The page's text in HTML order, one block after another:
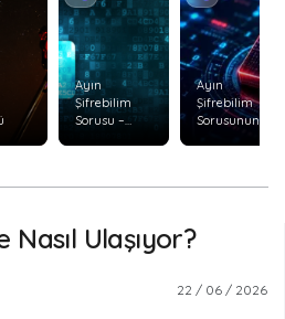
Ayın
Şifrebilim
Sorusu –
Ayın
Şifrebilim
Sorusunun
Ulaşıyor?
22 / 06 / 2026